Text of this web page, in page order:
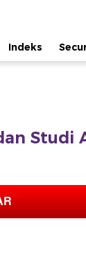
Indeks
Studi